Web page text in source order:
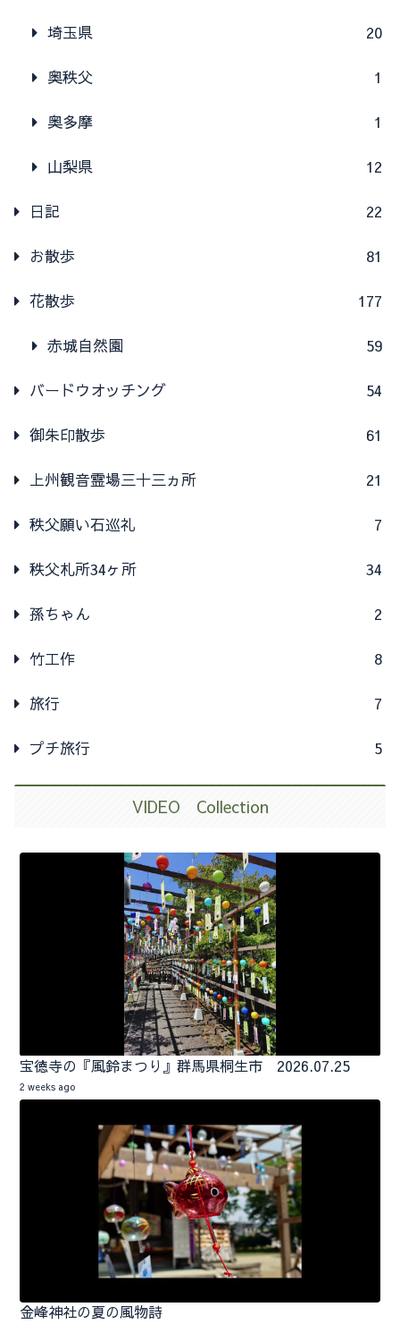
埼玉県 20
奥秩父 1
奥多摩 1
山梨県 12
日記 22
お散歩 81
花散歩 177
赤城自然園 59
バードウオッチング 54
御朱印散歩 61
上州観音霊場三十三ヵ所 21
秩父願い石巡礼 7
秩父札所34ヶ所 34
孫ちゃん 2
竹工作 8
旅行 7
プチ旅行 5
VIDEO Collection
宝徳寺の『風鈴まつり』群馬県桐生市 2026.07.25
2 weeks ago
金峰神社の夏の風物詩